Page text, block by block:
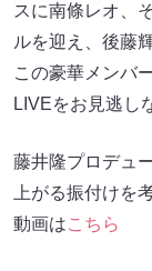
スに南條レオ、
ルを迎え、後藤
この豪華メンバ
LIVEをお見逃し
藤井隆プロデュ
上がる振付けを
動画はこちら